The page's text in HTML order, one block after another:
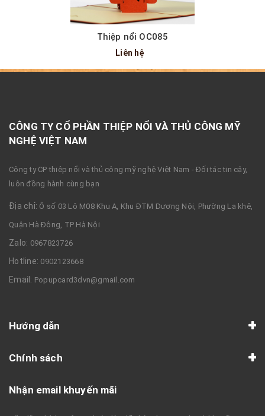
Thiệp nổi OC085
Liên hệ
CÔNG TY CỔ PHẦN THIỆP NỔI VÀ THỦ CÔNG MỸ
NGHỆ VIỆT NAM
Công ty CP thiệp nổi và thủ công mỹ nghệ Việt Nam - Đối tác tin cậy,
luôn đồng hành cùng bạn
Địa chỉ: Ô số 03 Lô M08 Khu A, Khu ĐTM Dương Nội, Phường La khê,
Quận Hà Đông, TP Hà Nội
Zalo: 0967823726
Hotline: 0902123668
Email: Popupcard3dvn@gmail.com
Hướng dẫn
Chính sách
Nhận email khuyến mãi